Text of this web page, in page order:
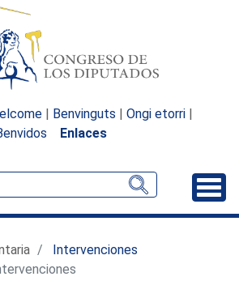
| Benvinguts | Ongi etorri |
Enlaces
Intervenciones